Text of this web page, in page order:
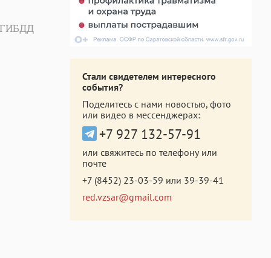
Стали свидетелем интересного
события?
Поделитесь с нами новостью, фото
или видео в мессенджерах:
+7 927 132-57-91
или свяжитесь по телефону или
почте
+7 (8452) 23-03-59 или 39-39-41
red.vzsar@gmail.com